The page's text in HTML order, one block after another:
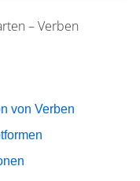
– Verben
von Verben